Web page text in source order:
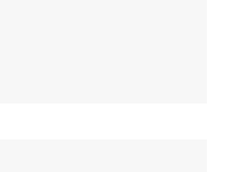
e mente: i 10 benefici della